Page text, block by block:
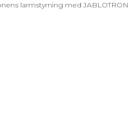
larmstyrning med JABLOTRON